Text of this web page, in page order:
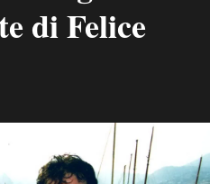
di Felice